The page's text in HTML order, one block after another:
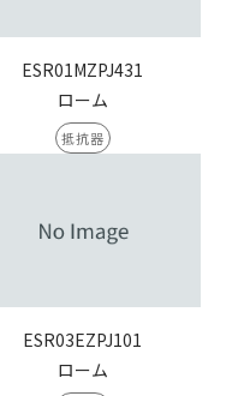
ESR01MZPJ431
ローム
抵抗器
ESR03EZPJ101
ローム